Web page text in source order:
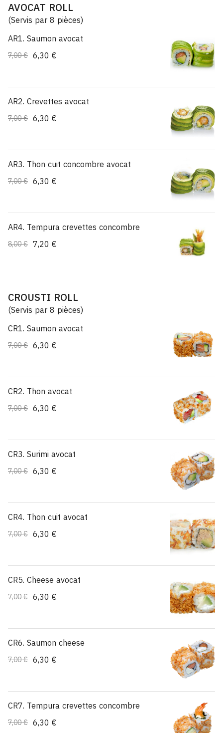
AVOCAT ROLL
(Servis par 8 pièces)
AR1. Saumon avocat
7,00 € 6,30 €
AR2. Crevettes avocat
7,00 € 6,30 €
AR3. Thon cuit concombre avocat
7,00 € 6,30 €
AR4. Tempura crevettes concombre
8,00 € 7,20 €
CROUSTI ROLL
(Servis par 8 pièces)
CR1. Saumon avocat
7,00 € 6,30 €
CR2. Thon avocat
7,00 € 6,30 €
CR3. Surimi avocat
7,00 € 6,30 €
CR4. Thon cuit avocat
7,00 € 6,30 €
CR5. Cheese avocat
7,00 € 6,30 €
CR6. Saumon cheese
7,00 € 6,30 €
CR7. Tempura crevettes concombre
7,00 € 6,30 €